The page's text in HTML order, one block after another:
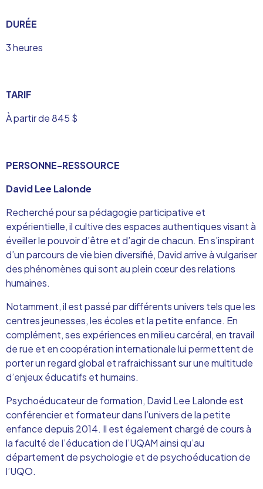
DURÉE
3 heures
TARIF
À partir de 845 $
PERSONNE-RESSOURCE
David Lee Lalonde
Recherché pour sa pédagogie participative et
expérientielle, il cultive des espaces authentiques visant à
éveiller le pouvoir d’être et d’agir de chacun. En s’inspirant
d’un parcours de vie bien diversifié, David arrive à vulgariser
des phénomènes qui sont au plein cœur des relations
humaines.
Notamment, il est passé par différents univers tels que les
centres jeunesses, les écoles et la petite enfance. En
complément, ses expériences en milieu carcéral, en travail
de rue et en coopération internationale lui permettent de
porter un regard global et rafraichissant sur une multitude
d’enjeux éducatifs et humains.
Psychoéducateur de formation, David Lee Lalonde est
conférencier et formateur dans l’univers de la petite
enfance depuis 2014. Il est également chargé de cours à
la faculté de l’éducation de l’UQAM ainsi qu’au
département de psychologie et de psychoéducation de
l’UQO.